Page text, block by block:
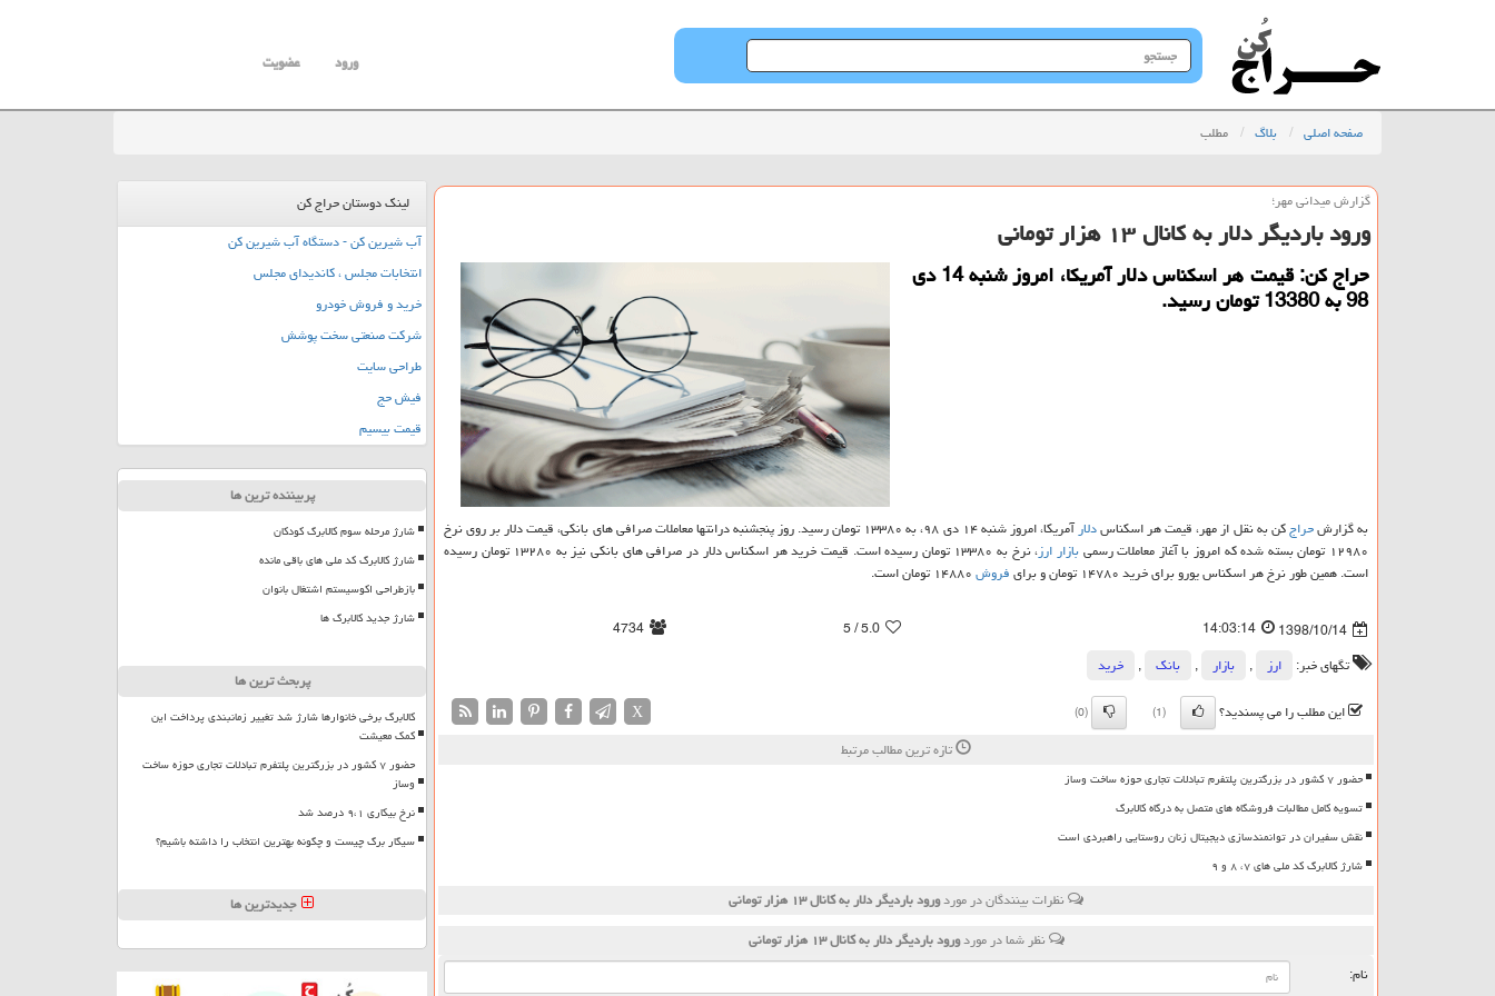
جستجو
در
ورود عضویت
صفحه اصلی بلاگ مطلب
گزارش میدانی مهر؛
ورود باردیگر دلار به كانال ۱۳ هزار تومانی
حراج كن: قیمت هر اسكناس دلار آمریكا، امروز شنبه 14 دی
98 به 13380 تومان رسید.
به گزارشحراجكن به نقل از مهر، قیمت هر اسكناسدلار
آمریكا، امروز شنبه ۱۴ دی ۹۸، به ۱۳۳۸۰ تومان رسید. روز پنجشنبه درانتها معاملات صرافی های بانكی، قیمت دلار بر روی نرخ
۱۲۹۸۰ تومان بسته شده كه امروز با آغاز معاملات رسمی
بازارارز
، نرخ به ۱۳۳۸۰ تومان رسیده است. قیمت خرید هر اسكناس دلار در صرافی های بانكی نیز به ۱۳۲۸۰ تومان رسیده
است. همین طور نرخ هر اسكناس یورو برای خرید ۱۴۷۸۰ تومان و برای
فروش
1398/10/14
14:03:14
5.0
/ 5
4734
تگهای خبر:
ارز , بازار , بانك ,
خرید
این مطلب را می پسندید؟
(1)
(0)
X
تازه ترین مطالب مرتبط
حضور ۷ کشور در بزرگترین پلتفرم تبادلات تجاری حوزه ساخت وساز
تسویه کامل مطالبات فروشگاه های متصل به درگاه کالابرگ
نقش سفیران در توانمندسازی دیجیتال زنان روستایی راهبردی است
شارژ کالابرگ کد ملی های ۷، ۸ و ۹
نظرات بینندگان در موردورود باردیگر دلار به كانال ۱۳ هزار تومانی
نظر شما در موردورود باردیگر دلار به كانال ۱۳ هزار تومانی
نام:
لینک دوستان حراج کن
آب شیرین کن - دستگاه آب شیرین کن
انتخابات مجلس ، کاندیدای مجلس
خرید و فروش خودرو
شرکت صنعتی سخت پوشش
طراحی سایت
فیش حج
قیمت بیسیم
پربیننده ترین ها
شارژ مرحله سوم کالابرگ کودکان
شارژ کالابرگ کد ملی های باقی مانده
بازطراحی اکوسیستم اشتغال بانوان
شارژ جدید کالابرگ ها
پربحث ترین ها
کالابرگ برخی خانوارها شارژ شد تغییر زمانبندی پرداخت این
کمک معیشت
حضور ۷ کشور در بزرگترین پلتفرم تبادلات تجاری حوزه ساخت
وساز
نرخ بیکاری ۹،۱ درصد شد
سیگار برگ چیست و چگونه بهترین انتخاب را داشته باشیم؟
جدیدترین ها